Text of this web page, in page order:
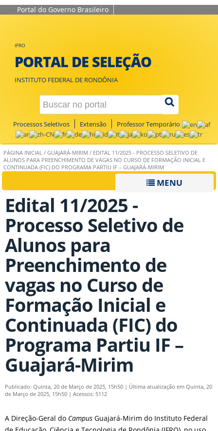
Portal do Governo Brasileiro
IFRO
PORTAL DE SELEÇÃO
INSTITUTO FEDERAL DE RONDÔNIA
Processos Seletivos Extensão Professor Temporário
PÁGINA INICIAL / GUAJARÁ-MIRIM / EDITAL 11/2025 - PROCESSO SELETIVO DE
ALUNOS PARA PREENCHIMENTO DE VAGAS NO CURSO DE FORMAÇÃO INICIAL E
CONTINUADA (FIC) DO PROGRAMA PARTIU IF – GUAJARÁ-MIRIM
MENU
Edital 11/2025 -
Processo Seletivo de
Alunos para
Preenchimento de
vagas no Curso de
Formação Inicial e
Continuada (FIC) do
Programa Partiu IF –
Guajará-Mirim
Publicado: Quinta, 20 de Março de 2025, 15h50 | Última atualização em Quinta, 20
de Março de 2025, 15h50 | Acessos: 5112
A Direção-Geral do Campus Guajará-Mirim do Instituto Federal